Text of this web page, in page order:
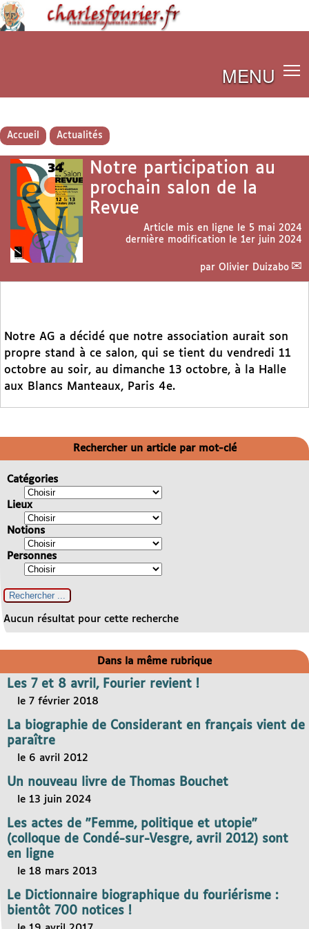
MENU
Accueil Actualités
Notre participation au
prochain salon de la
Revue
Article mis en ligne le 5 mai 2024
dernière modification le 1er juin 2024
par Olivier Duizabo
Notre AG a décidé que notre association aurait son
propre stand à ce salon, qui se tient du vendredi 11
octobre au soir, au dimanche 13 octobre, à la Halle
aux Blancs Manteaux, Paris 4e.
Rechercher un article par mot-clé
Catégories
Lieux
Notions
Personnes
Aucun résultat pour cette recherche
Dans la même rubrique
Les 7 et 8 avril, Fourier revient !
le 7 février 2018
La biographie de Considerant en français vient de
paraître
le 6 avril 2012
Un nouveau livre de Thomas Bouchet
le 13 juin 2024
Les actes de "Femme, politique et utopie"
(colloque de Condé-sur-Vesgre, avril 2012) sont
en ligne
le 18 mars 2013
Le Dictionnaire biographique du fouriérisme :
bientôt 700 notices !